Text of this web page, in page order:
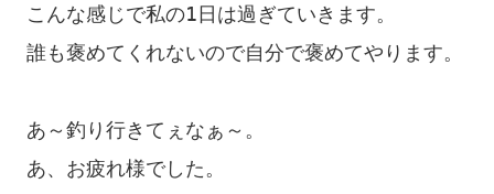
こんな感じで私の1日は過ぎていきます。
誰も褒めてくれないので自分で褒めてやります。
あ～釣り行きてぇなぁ～。
あ、お疲れ様でした。